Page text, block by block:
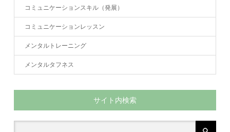
コミュニケーションスキル（発展）
コミュニケーションレッスン
メンタルトレーニング
メンタルタフネス
サイト内検索